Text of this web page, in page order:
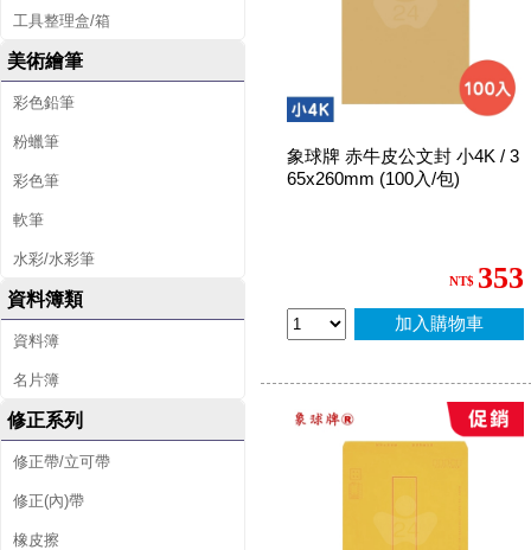
工具整理盒/箱
美術繪筆
彩色鉛筆
粉蠟筆
彩色筆
軟筆
水彩/水彩筆
資料簿類
資料簿
名片簿
修正系列
修正帶/立可帶
修正(內)帶
橡皮擦
象球牌 赤牛皮公文封 小4K / 3
65x260mm (100入/包)
NT$ 353
加入購物車